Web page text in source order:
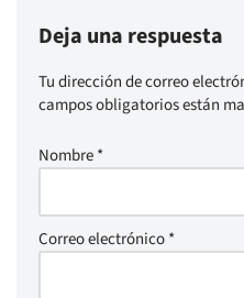
Deja una respuesta
Tu dirección de correo
campos obligatorios están
Nombre*
Correo electrónico*